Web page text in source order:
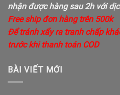
nhận được hàng sau 2h với
Free ship đơn hàng trên 500k
Để tránh xẩy ra tranh chấp
trước khi thanh toán COD
BÀI VIẾT MỚI